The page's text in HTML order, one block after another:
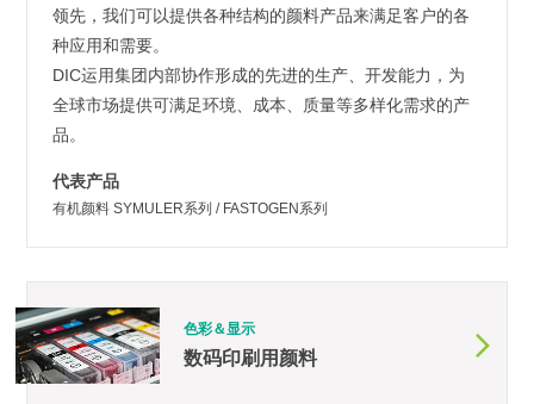
领先，我们可以提供各种结构的颜料产品来满足客户的各
种应用和需要。
DIC运用集团内部协作形成的先进的生产、开发能力，为
全球市场提供可满足环境、成本、质量等多样化需求的产
品。
代表产品
有机颜料 SYMULER系列 / FASTOGEN系列
色彩＆显示
数码印刷用颜料